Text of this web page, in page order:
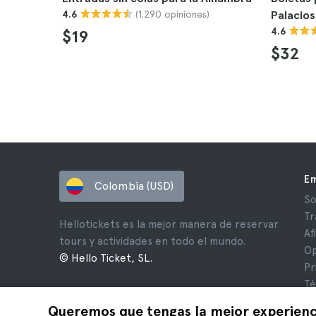
4.6 (1.290 opiniones)
$19 4.6
$32
Queremos que tengas la mejor
Colombia (USD)
Hellotickets es la mejor manera de reservar
tours y actividades en todo el mundo.
© Hello Ticket, SL.